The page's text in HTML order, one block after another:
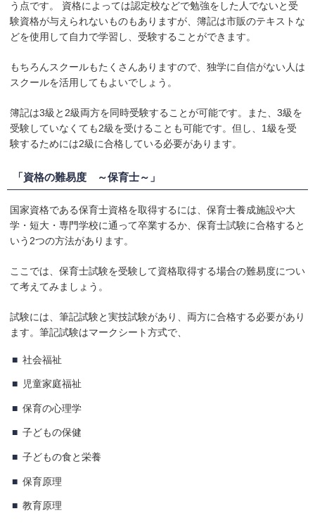
う点です。 資格によっては認定校などで勉強をした人でないと受
験資格が与えられないものもありますが、簿記は市販のテキストな
どを使用して自力で学習し、受験することができます。
もちろんスクールもたくさんありますので、独学に自信がない人は
スクールを活用してもよいでしょう。
簿記は3級と2級両方を同時受験することが可能です。また、3級を
受験していなくても2級を受けることも可能です。但し、1級を受
験するためには2級に合格している必要があります。
「資格の難易度 ～保育士～」
国家資格である保育士資格を取得するには、保育士養成施設や大
学・短大・専門学校に通って卒業するか、保育士試験に合格すると
いう2つの方法があります。
ここでは、保育士試験を受験して資格取得する場合の難易度につい
て考えてみましょう。
試験には、筆記試験と実技試験があり、両方に合格する必要があり
ます。筆記試験はマークシート方式で、
社会福祉
児童家庭福祉
保育の心理学
子どもの保健
子どもの食と栄養
保育原理
教育原理